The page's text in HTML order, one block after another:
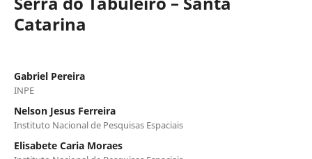
Catarina
Gabriel Pereira
INPE
Nelson Jesus Ferreira
Instituto Nacional de Pesquisas Espaciais
Elisabete Caria Moraes